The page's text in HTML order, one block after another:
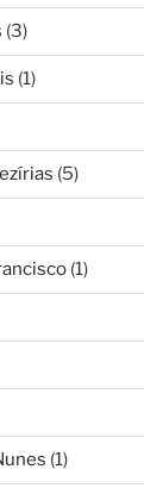
(3)
(1)
(5)
(1)
(1)